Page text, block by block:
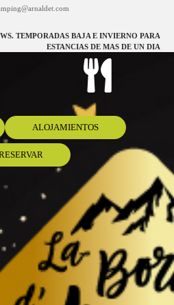
TEMPORADAS BAJA E INVIERNO PARA
ESTANCIAS DE MAS DE UN DIA
ALOJAMIENTOS